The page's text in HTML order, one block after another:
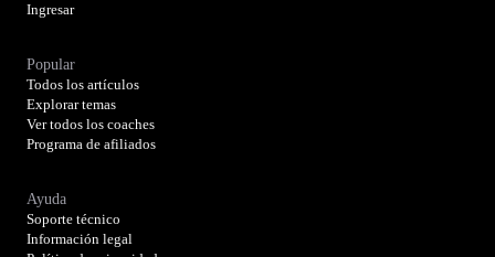
Ingresar
Popular
Todos los artículos
Explorar temas
Ver todos los coaches
Programa de afiliados
Ayuda
Soporte técnico
Información legal